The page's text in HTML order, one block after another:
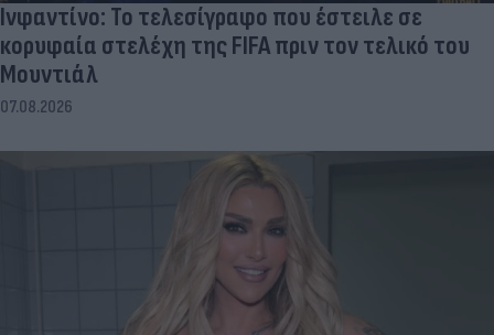
Ινφαντίνο: Το τελεσίγραφο που έστειλε σε
κορυφαία στελέχη της FIFA πριν τον τελικό του
Μουντιάλ
07.08.2026